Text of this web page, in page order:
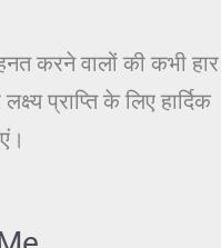
करने वालों की कभी हार
प्राप्ति के लिए हार्दिक